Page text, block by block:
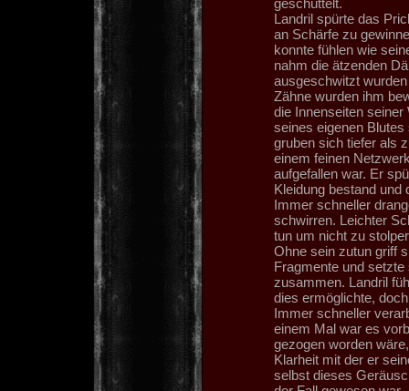
geschüttelt.
Landril spürte das
an Schärfe zu
konnte fühlen wie
nahm die ätzenden
ausgeschwitzt
Zähne wurden ihm
die Innenseiten
seines eigenen
gruben sich tiefer als
einem feinen
aufgefallen war. Er
Kleidung bestand und
Immer schneller
schwirren. Leichter
tun um nicht zu
Ohne sein zutun griff
Fragmente und
zusammen. Landril
dies ermöglichte,
Immer schneller
einem Mal war es
gezogen worden
Klarheit mit der er
selbst dieses